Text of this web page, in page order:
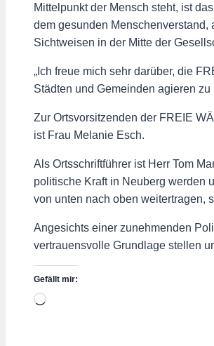
Mittelpunkt der Mensch steht, ist
dem gesunden
Sichtweisen in der Mitte der
„Ich freue mich sehr darüber, die
Städten und Gemeinden agieren
Zur Ortsvorsitzenden der FREIE
ist Frau Melanie Esch.
Als Ortsschriftführer ist Herr Tom
politische Kraft in Neuberg werden
von unten nach oben weitertragen,
Angesichts einer zunehmenden
vertrauensvolle Grundlage stellen
Gefällt mir:
Wird